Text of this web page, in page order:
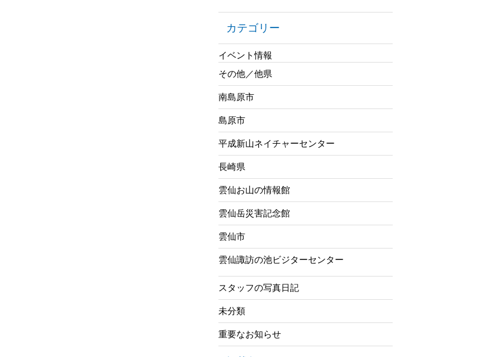
カテゴリー
イベント情報
その他／他県
南島原市
島原市
平成新山ネイチャーセンター
長崎県
雲仙お山の情報館
雲仙岳災害記念館
雲仙市
雲仙諏訪の池ビジターセンター
スタッフの写真日記
未分類
重要なお知らせ